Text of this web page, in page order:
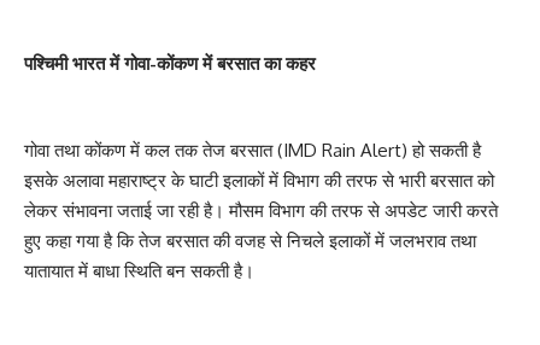
पश्चिमी भारत में गोवा-कोंकण में बरसात का कहर
गोवा तथा कोंकण में कल तक तेज बरसात (IMD Rain Alert) हो सकती है
इसके अलावा महाराष्ट्र के घाटी इलाकों में विभाग की तरफ से भारी बरसात को
लेकर संभावना जताई जा रही है। मौसम विभाग की तरफ से अपडेट जारी करते
हुए कहा गया है कि तेज बरसात की वजह से निचले इलाकों में जलभराव तथा
यातायात में बाधा स्थिति बन सकती है।